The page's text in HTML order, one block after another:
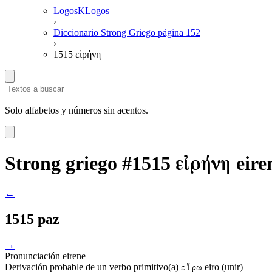
LogosKLogos
›
Diccionario Strong Griego página 152
›
1515 εἰρήνη
Solo alfabetos y números sin acentos.
Strong griego #1515 εἰρήνη
←
1515 paz
→
Pronunciación eirene
Derivación probable de un verbo primitivo(a) ε ἴρω eiro (unir)